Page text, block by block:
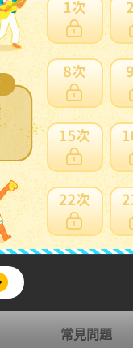
賠
常見問題